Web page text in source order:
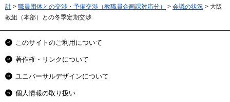
計 > 職員団体との交渉・予備交渉（教職員企画課対応分） > 会議の状況 > 大阪
教組（本部）との冬季定期交渉
このサイトのご利用について
著作権・リンクについて
ユニバーサルデザインについて
個人情報の取り扱い